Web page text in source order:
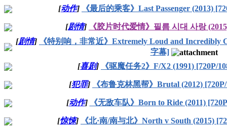
[动作] 《最后的乘客》Last Passenger (2013)
[剧情]
《胶片时代爱情》필름 시대 사랑
[剧情]
《特别响，非常近》Extremely Loud and Incredibly
字幕]
[喜剧] 《驱魔任务2》F/X2 (1991) [720P/
[犯罪] 《布鲁克林黑帮》Brutal (2012)
[动作] 《无敌车队》Born to Ride (2011)
[惊悚] 《北·南/南与北》North v South (2015)